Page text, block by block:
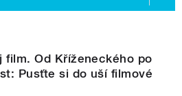
film. Od Kříženeckého po
Pusťte si do uší filmové